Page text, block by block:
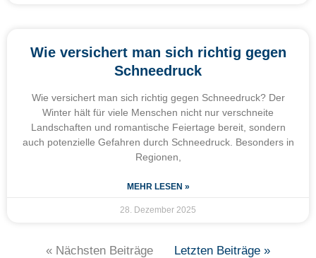
Wie versichert man sich richtig gegen
Schneedruck
Wie versichert man sich richtig gegen Schneedruck? Der
Winter hält für viele Menschen nicht nur verschneite
Landschaften und romantische Feiertage bereit, sondern
auch potenzielle Gefahren durch Schneedruck. Besonders in
Regionen,
MEHR LESEN »
28. Dezember 2025
« Nächsten Beiträge Letzten Beiträge »